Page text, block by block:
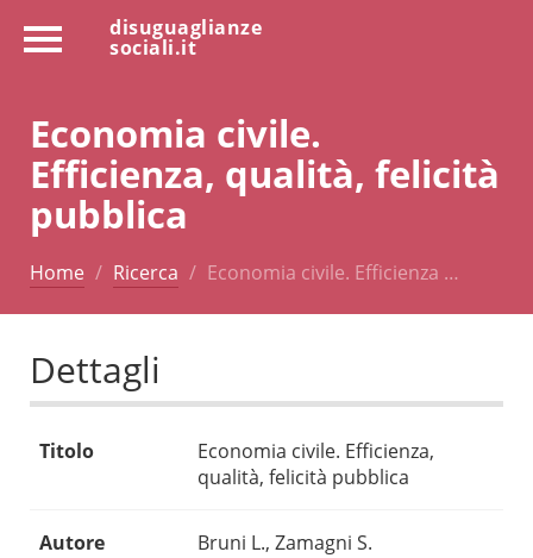
disuguaglianze
sociali.it
Economia civile.
Efficienza, qualità, felicità
pubblica
Home Ricerca Economia civile. Efficienza …
Dettagli
Titolo
Economia civile. Efficienza,
qualità, felicità pubblica
Autore Bruni L., Zamagni S.